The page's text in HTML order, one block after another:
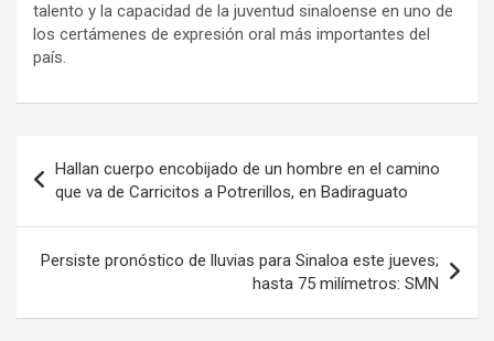
talento y la capacidad de la juventud sinaloense en uno de
los certámenes de expresión oral más importantes del
país.
de
entradas
Hallan cuerpo encobijado de un hombre en el camino
que va de Carricitos a Potrerillos, en Badiraguato
Persiste pronóstico de lluvias para Sinaloa este jueves;
hasta 75 milímetros: SMN